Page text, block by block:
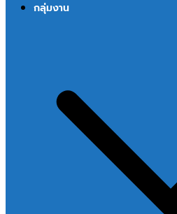
กลุ่มงาน